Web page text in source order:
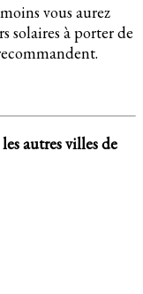
vous aurez
solaires à porter de
autres villes de